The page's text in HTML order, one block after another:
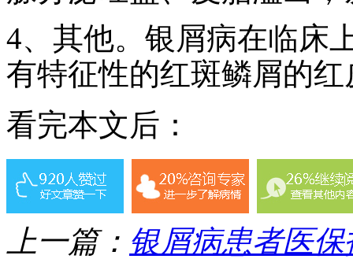
4、其他。银屑病在临床
有特征性的红斑鳞屑的
看完本文后：
上一篇： 银屑病患者医保